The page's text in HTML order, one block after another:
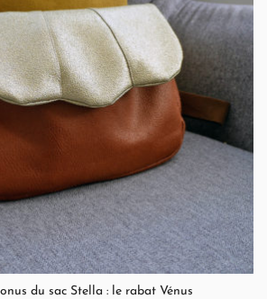
QUICK VIEW
du sac Stella : le rabat Vénus